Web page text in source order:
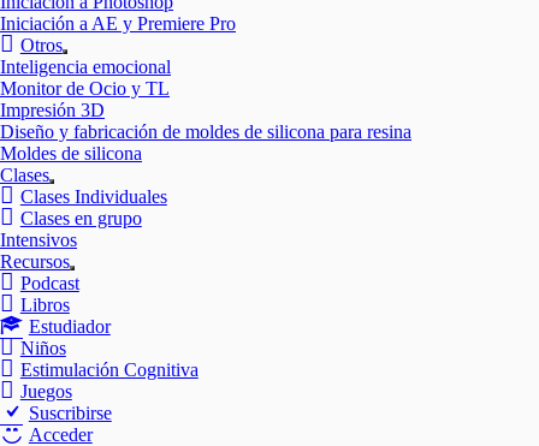
Iniciación a AE y Premiere Pro
Otros
Mostrar
el
submenú
Inteligencia emocional
Monitor de Ocio y TL
Impresión 3D
Diseño y fabricación de moldes de silicona para resina
Moldes de silicona
Clases
Mostrar
el
submenú
Clases Individuales
Clases en grupo
Intensivos
Recursos
Mostrar
el
Podcast
Libros
Estudiador
Niños
Estimulación Cognitiva
Juegos
Suscribirse
Acceder